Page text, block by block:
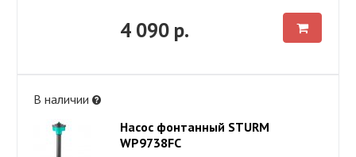
4 090 р.
В наличии
Насос фонтанный STURM
WP9738FC